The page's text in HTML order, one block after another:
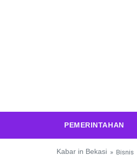
PEMERINTAHAN
Kabar in Bekasi » Bisnis